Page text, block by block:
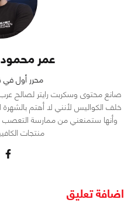
عمر محمود
محرر أول في
صانع محتوى وسكربت رايتر لصالح عرب
خلف الكواليس لأنني لا أهتم
وأنها ستمنعني من ممارسة التعصب
منتجات
اضافة تعليق